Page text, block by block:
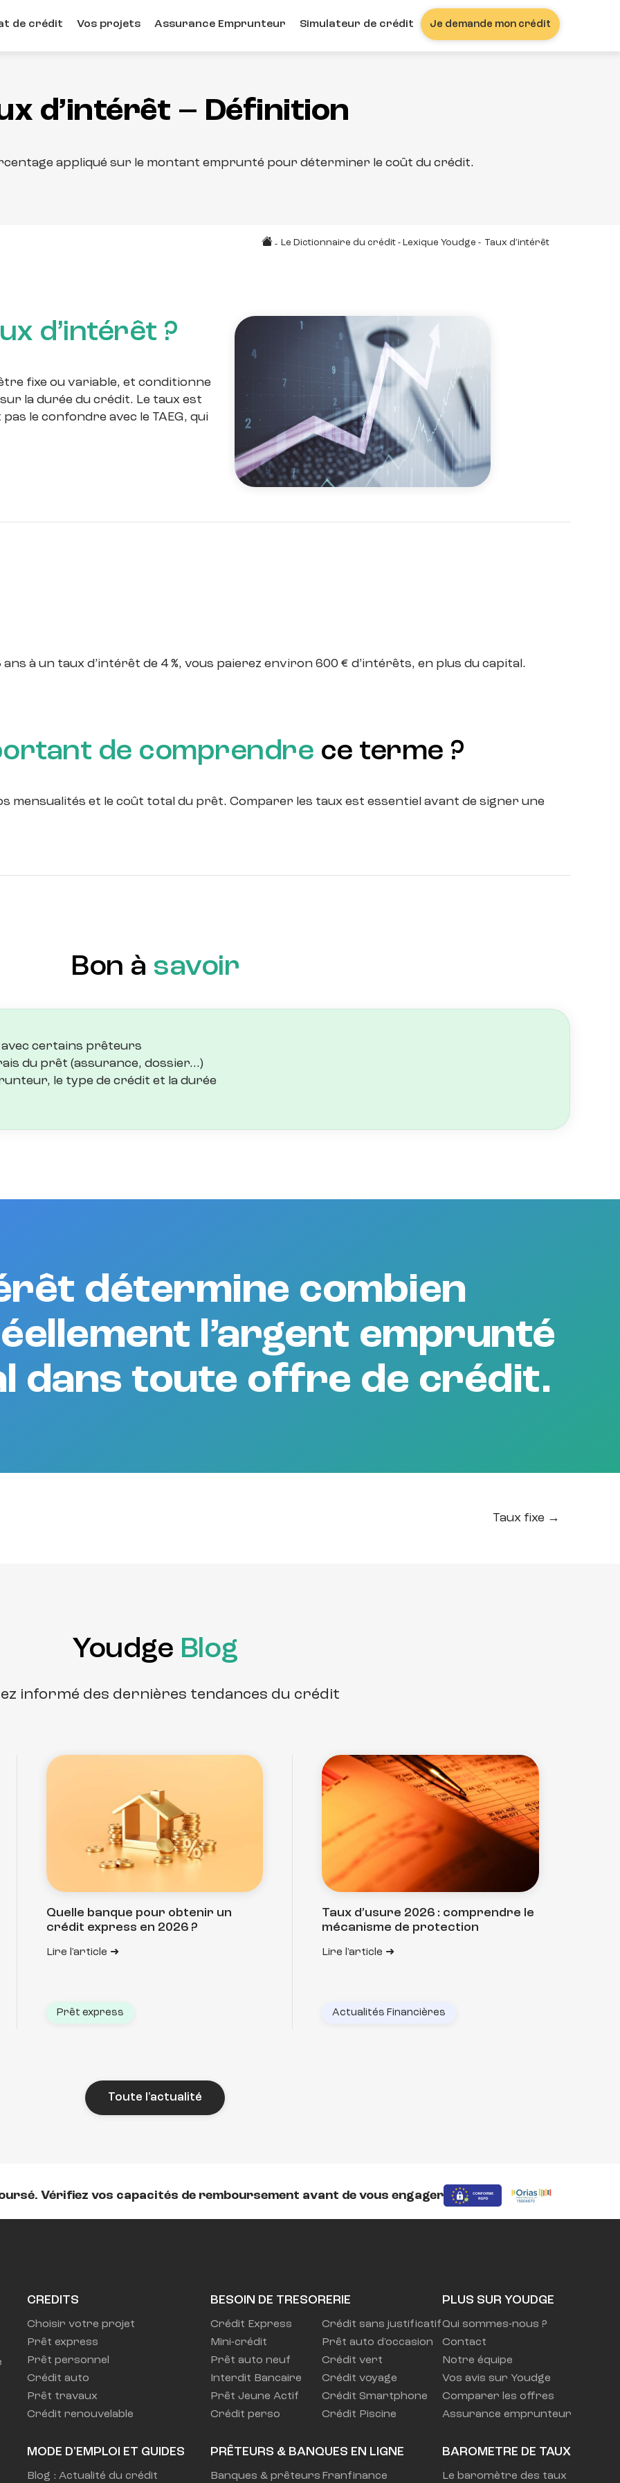
de crédit Vos projets Assurance Emprunteur Simulateur de crédit Je demande mon crédit
d’intérêt – Définition
appliqué sur le montant emprunté pour déterminer le coût du crédit.
- Le Dictionnaire du crédit - Lexique Youdge - Taux d’intérêt
d’intérêt ?
fixe ou variable, et conditionne
la durée du crédit. Le taux est
le confondre avec le TAEG, qui
à un taux d’intérêt de 4 %, vous paierez environ 600 € d’intérêts, en plus du capital.
de comprendre ce terme ?
mensualités et le coût total du prêt. Comparer les taux est essentiel avant de signer une
Bon à savoir
certains prêteurs
du prêt (assurance, dossier…)
le type de crédit et la durée
détermine combien
l’argent emprunté
dans toute offre de crédit.
Taux fixe →
Youdge Blog
informé des dernières tendances du crédit
Quelle banque pour obtenir un
crédit express en 2026 ?
Lire l'article
Prêt express
Taux d’usure 2026 : comprendre le
mécanisme de protection
Lire l'article
Actualités Financières
Toute l'actualité
Vérifiez vos capacités de remboursement avant de vous engager
CREDITS
Choisir votre projet
Prêt express
Prêt personnel
Crédit auto
Prêt travaux
Crédit renouvelable
MODE D'EMPLOI ET GUIDES
Blog : Actualité du crédit
BESOIN DE TRESORERIE
Crédit Express
Mini-crédit
Prêt auto neuf
Interdit Bancaire
Prêt Jeune Actif
Crédit perso
Crédit sans justificatif
Prêt auto d'occasion
Crédit vert
Crédit voyage
Crédit Smartphone
Crédit Piscine
PRÊTEURS & BANQUES EN LIGNE
Banques & prêteurs Franfinance
PLUS SUR YOUDGE
Qui sommes-nous ?
Contact
Notre équipe
Vos avis sur Youdge
Comparer les offres
Assurance emprunteur
BAROMETRE DE TAUX
Le baromètre des taux